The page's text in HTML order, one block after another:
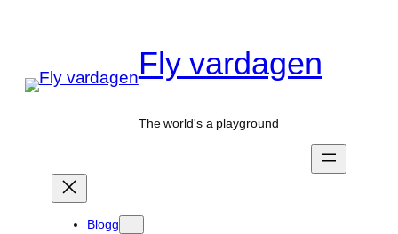
Fly vardagen
The world's a playground
Blogg